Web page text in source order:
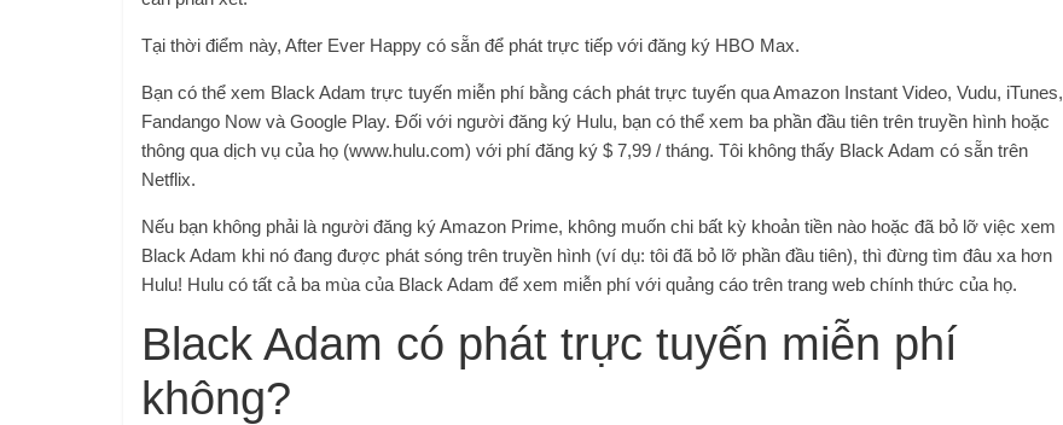
Tại thời điểm này, After Ever Happy có sẵn để phát trực tiếp với đăng ký HBO Max.
Bạn có thể xem Black Adam trực tuyến miễn phí bằng cách phát trực tuyến qua Amazon Instant Video, Vudu, iTunes,
Fandango Now và Google Play. Đối với người đăng ký Hulu, bạn có thể xem ba phần đầu tiên trên truyền hình hoặc
thông qua dịch vụ của họ (www.hulu.com) với phí đăng ký $ 7,99 / tháng. Tôi không thấy Black Adam có sẵn trên
Netflix.
Nếu bạn không phải là người đăng ký Amazon Prime, không muốn chi bất kỳ khoản tiền nào hoặc đã bỏ lỡ việc xem
Black Adam khi nó đang được phát sóng trên truyền hình (ví dụ: tôi đã bỏ lỡ phần đầu tiên), thì đừng tìm đâu xa hơn
Hulu! Hulu có tất cả ba mùa của Black Adam để xem miễn phí với quảng cáo trên trang web chính thức của họ.
Black Adam có phát trực tuyến miễn phí
không?